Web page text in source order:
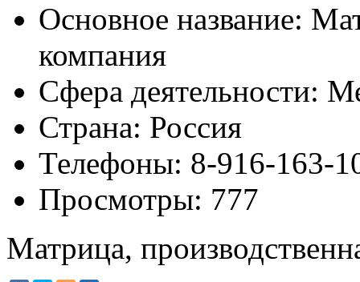
Основное название:
компания
Сфера деятельности:
Страна: Россия
Телефоны: 8-916-163-
Просмотры: 777
Матрица,